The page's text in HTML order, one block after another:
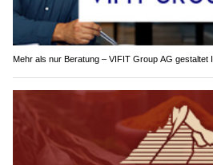
Mehr als nur Beratung – VIFIT Group AG gestaltet